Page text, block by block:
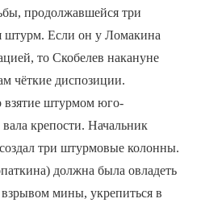
продолжавшейся три
штурм. Если он у Ломакина
то Скобелев накануне
чёткие диспозиции.
взятие штурмом юго-
вала крепости. Начальник
три штурмовые колонны.
должна была овладеть
мины, укрепиться в